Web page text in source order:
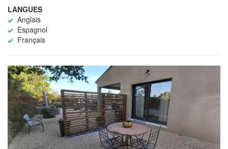
LANGUES
Anglais
Espagnol
Français